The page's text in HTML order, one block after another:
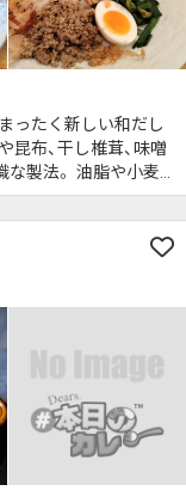
ったく新しい和だし
布、干し椎茸、味噌󠄀
な製法。 油脂や小麦
胃もたれしません。